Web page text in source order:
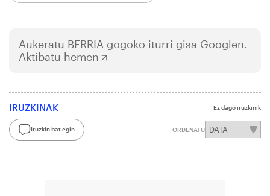
Aukeratu BERRIA gogoko iturri gisa Googlen.
Aktibatu hemen
IRUZKINAK Ez dago iruzkinik
Iruzkin bat egin ORDENATU